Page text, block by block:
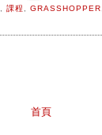
, 課程, GRASSHOPPER
首頁